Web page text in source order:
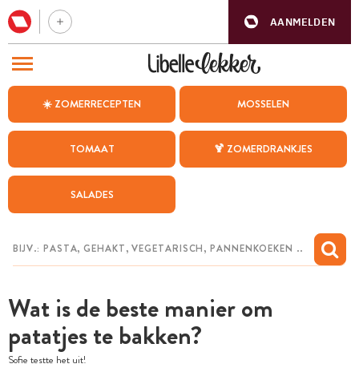
AANMELDEN
☀️ ZOMERRECEPTEN MOSSELEN
TOMAAT 🍹 ZOMERDRANKJES
SALADES
Wat is de beste manier om
patatjes te bakken?
Sofie testte het uit!
BEZOEK ONZE ANDERE WEBSITES
WEEKMENU
CHAT MET MAIA
MIJN BEWAARDE RECEPTEN